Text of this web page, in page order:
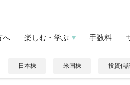
へ 楽しむ・学ぶ 手数料
日本株 米国株 投資信